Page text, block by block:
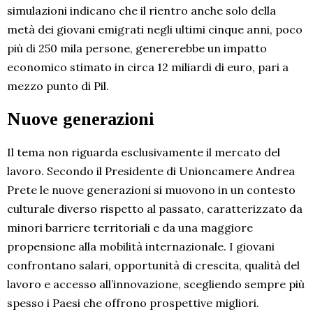
simulazioni indicano che il rientro anche solo della
metà dei giovani emigrati negli ultimi cinque anni, poco
più di 250 mila persone, genererebbe un impatto
economico stimato in circa 12 miliardi di euro, pari a
mezzo punto di Pil.
Nuove generazioni
Il tema non riguarda esclusivamente il mercato del
lavoro. Secondo il Presidente di Unioncamere Andrea
Prete le nuove generazioni si muovono in un contesto
culturale diverso rispetto al passato, caratterizzato da
minori barriere territoriali e da una maggiore
propensione alla mobilità internazionale. I giovani
confrontano salari, opportunità di crescita, qualità del
lavoro e accesso all’innovazione, scegliendo sempre più
spesso i Paesi che offrono prospettive migliori.